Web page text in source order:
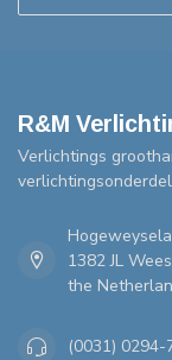
R&M
Verlichtings
1382 JL
the
(0031) 0294-